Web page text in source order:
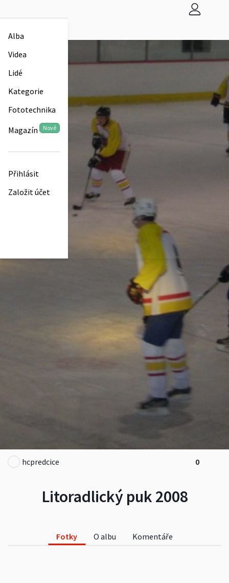
Alba
Videa
Lidé
Kategorie
Fototechnika
Magazín Nové
Přihlásit
Založit účet
Litoradlický puk 2008
hcpredcice 0
Fotky O albu Komentáře